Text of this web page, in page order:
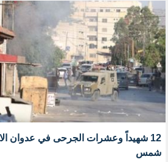
12 شهيداً وعشرات الجرحى في عدوان
شمس